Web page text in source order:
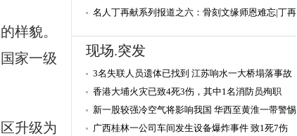
样貌。
家一级
升级为
重现年轻模样
名人丁再献系列报道之六：骨刻文缘师恩难忘|丁再
现场.突发
3名失联人员遗体已找到 江苏响水一大桥塌落事故
造成5人死亡
香港大埔火灾已致4死3伤，其中1名消防员殉职
新一股较强冷空气将影响我国 华西至黄淮一带警惕
持续降雨致灾
广西桂林一公司车间发生设备爆炸事件 致1死7伤